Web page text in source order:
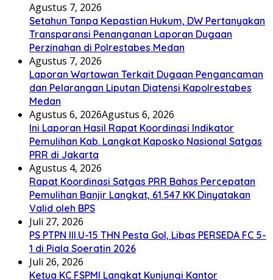
Agustus 7, 2026
Setahun Tanpa Kepastian Hukum, DW Pertanyakan
Transparansi Penanganan Laporan Dugaan
Perzinahan di Polrestabes Medan
Agustus 7, 2026
Laporan Wartawan Terkait Dugaan Pengancaman
dan Pelarangan Liputan Diatensi Kapolrestabes
Medan
Agustus 6, 2026Agustus 6, 2026
Ini Laporan Hasil Rapat Koordinasi Indikator
Pemulihan Kab. Langkat Kaposko Nasional Satgas
PRR di Jakarta
Agustus 4, 2026
Rapat Koordinasi Satgas PRR Bahas Percepatan
Pemulihan Banjir Langkat, 61.547 KK Dinyatakan
Valid oleh BPS
Juli 27, 2026
PS PTPN III.U-15 THN Pesta Gol, Libas PERSEDA FC 5-
1 di Piala Soeratin 2026
Juli 26, 2026
Ketua KC FSPMI Langkat Kunjungi Kantor